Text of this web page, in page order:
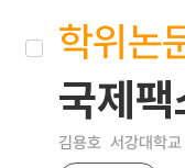
학위논
국제
김용호 서강대학